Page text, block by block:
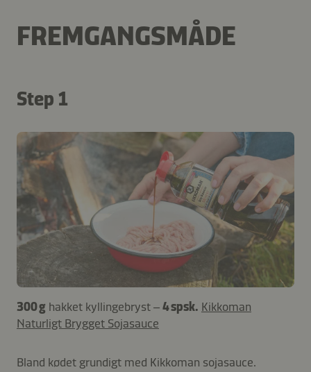
FREMGANGSMÅDE
Step 1
300 g hakket kyllingebryst –4 spsk. Kikkoman
Naturligt Brygget Sojasauce
Bland kødet grundigt med Kikkoman sojasauce.